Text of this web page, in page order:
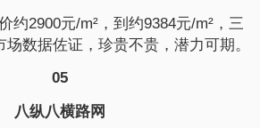
约2900元/m²，到约9384元/m²，三
数据佐证，珍贵不贵，潜力可期。
05
八纵八横路网